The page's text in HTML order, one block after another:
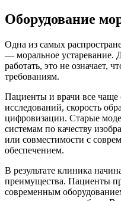
Оборудование
Одна из самых
— моральное устаревание.
работать, это не означает,
требованиям.
Пациенты и врачи все
исследований, скорость
цифровизации. Старые
системам по качеству
или совместимости с
обеспечением.
В результате клиника
преимущества. Пациенты
современным